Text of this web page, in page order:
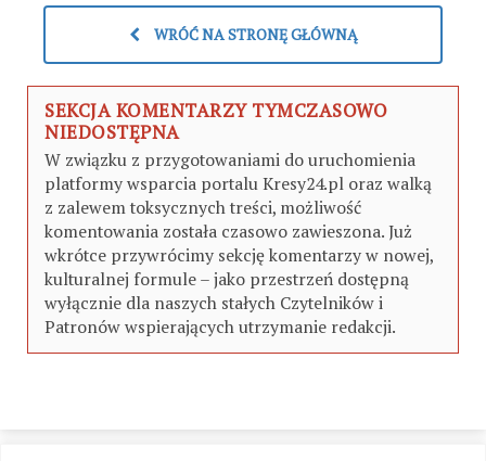
WRÓĆ NA STRONĘ GŁÓWNĄ
SEKCJA KOMENTARZY TYMCZASOWO
NIEDOSTĘPNA
W związku z przygotowaniami do uruchomienia
platformy wsparcia portalu Kresy24.pl oraz walką
z zalewem toksycznych treści, możliwość
komentowania została czasowo zawieszona. Już
wkrótce przywrócimy sekcję komentarzy w nowej,
kulturalnej formule – jako przestrzeń dostępną
wyłącznie dla naszych stałych Czytelników i
Patronów wspierających utrzymanie redakcji.